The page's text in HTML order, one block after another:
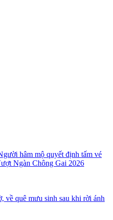
hâm mộ quyết định tấm vé
Ngàn Chông Gai 2026
về quê mưu sinh sau khi rời ánh